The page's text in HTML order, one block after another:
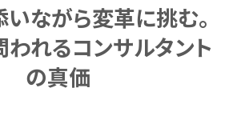
募集・イベント情
報
ながら変革に挑む。
れるコンサルタント
の真価